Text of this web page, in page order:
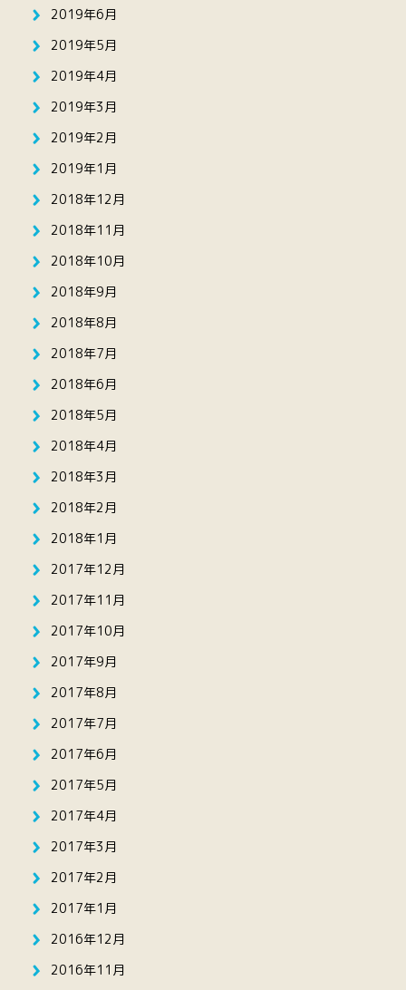
2019年6月
2019年5月
2019年4月
2019年3月
2019年2月
2019年1月
2018年12月
2018年11月
2018年10月
2018年9月
2018年8月
2018年7月
2018年6月
2018年5月
2018年4月
2018年3月
2018年2月
2018年1月
2017年12月
2017年11月
2017年10月
2017年9月
2017年8月
2017年7月
2017年6月
2017年5月
2017年4月
2017年3月
2017年2月
2017年1月
2016年12月
2016年11月